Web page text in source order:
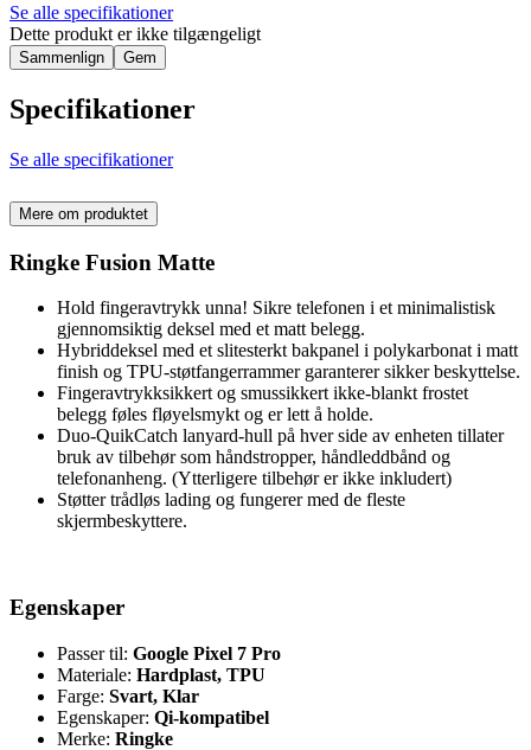
Se alle specifikationer
Dette produkt er ikke tilgængeligt
Sammenlign Gem
Specifikationer
Se alle specifikationer
Mere om produktet
Ringke Fusion Matte
Hold fingeravtrykk unna! Sikre telefonen i et minimalistisk
gjennomsiktig deksel med et matt belegg.
Hybriddeksel med et slitesterkt bakpanel i polykarbonat i matt
finish og TPU-støtfangerrammer garanterer sikker beskyttelse.
Fingeravtrykksikkert og smussikkert ikke-blankt frostet
belegg føles fløyelsmykt og er lett å holde.
Duo-QuikCatch lanyard-hull på hver side av enheten tillater
bruk av tilbehør som håndstropper, håndleddbånd og
telefonanheng. (Ytterligere tilbehør er ikke inkludert)
Støtter trådløs lading og fungerer med de fleste
skjermbeskyttere.
Egenskaper
Passer til: Google Pixel 7 Pro
Materiale: Hardplast, TPU
Farge: Svart, Klar
Egenskaper: Qi-kompatibel
Merke: Ringke